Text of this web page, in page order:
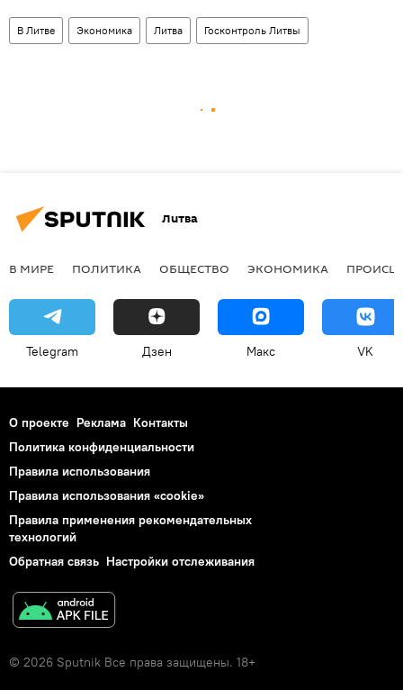
В Литве Экономика Литва Госконтроль Литвы
Литва
В МИРЕ ПОЛИТИКА ОБЩЕСТВО ЭКОНОМИКА
Telegram Дзен Макс VK
О проекте Реклама Контакты
Политика конфиденциальности
Правила использования
Правила использования «cookie»
Правила применения рекомендательных
технологий
Обратная связь Настройки отслеживания
© 2026 Sputnik Все права защищены. 18+